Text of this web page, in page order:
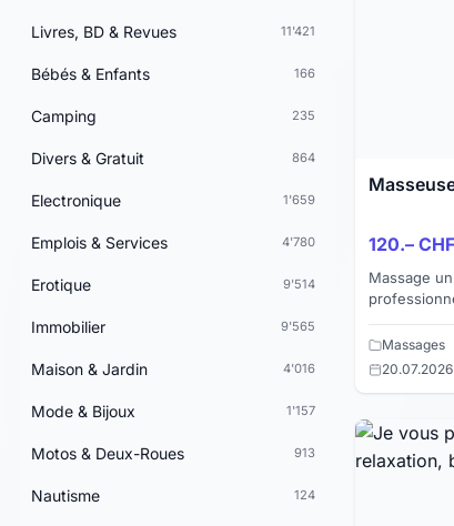
Livres, BD & Revues 11'421
Bébés & Enfants 166
Camping 235
Divers & Gratuit 864
Electronique 1'659
Emplois & Services 4'780
Erotique 9'514
Immobilier 9'565
Maison & Jardin 4'016
Mode & Bijoux 1'157
Motos & Deux-Roues 913
Nautisme 124
120.– CHF
Massage
une vraie
Massages
20.07.2026